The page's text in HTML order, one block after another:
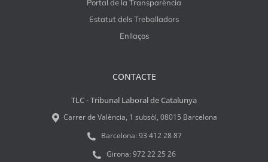
Portal de la Transparència
Estatut dels Treballadors
Enllaços
CONTACTE
TLC - Tribunal Laboral de Catalunya
Carrer de València, 1 subsòl, 08015 Barcelona
Barcelona: 93 412 28 87
Girona: 972 22 25 26